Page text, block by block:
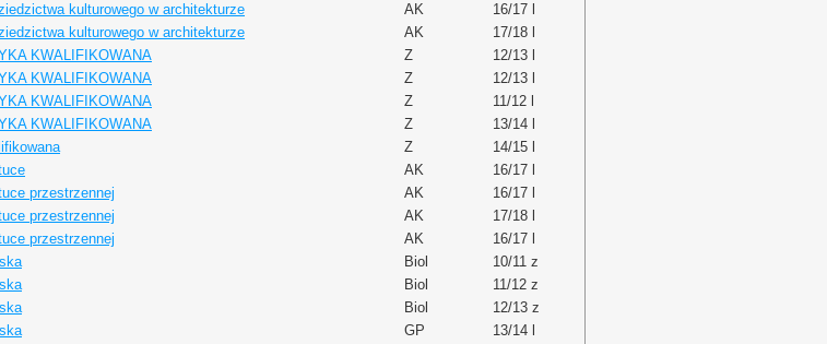
kulturowego w architekturze AK
16/17 l
kulturowego w architekturze AK
17/18 l
KWALIFIKOWANA Z
12/13 l
KWALIFIKOWANA Z
12/13 l
KWALIFIKOWANA Z
11/12 l
KWALIFIKOWANA Z
13/14 l
Z
14/15 l
AK
16/17 l
przestrzennej AK
16/17 l
przestrzennej AK
17/18 l
przestrzennej AK
16/17 l
Biol
10/11 z
Biol
11/12 z
Biol
12/13 z
GP
13/14 l